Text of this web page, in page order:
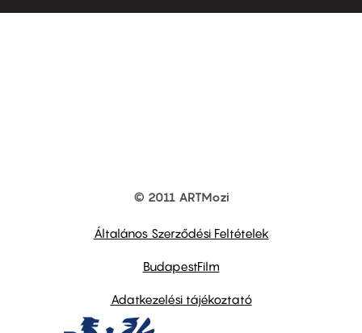
© 2011 ARTMozi
Általános Szerződési Feltételek
BudapestFilm
Adatkezelési tájékoztató